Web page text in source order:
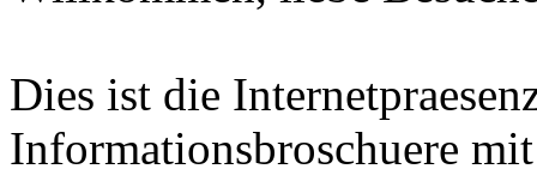
Dies ist die
Informationsbroschuere